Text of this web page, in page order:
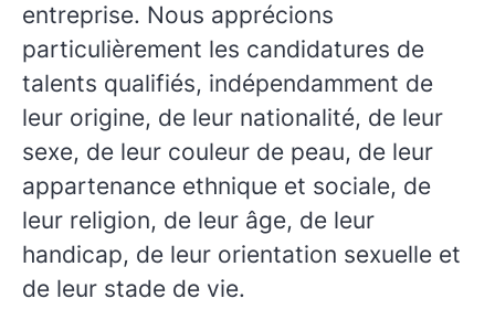
entreprise. Nous apprécions
particulièrement les candidatures de
talents qualifiés, indépendamment de
leur origine, de leur nationalité, de leur
sexe, de leur couleur de peau, de leur
appartenance ethnique et sociale, de
leur religion, de leur âge, de leur
handicap, de leur orientation sexuelle et
de leur stade de vie.